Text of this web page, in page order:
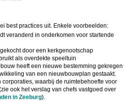
best practices uit. Enkele voorbeelden:
veranderd in onderkomen voor startende
door een kerkgenootschap
als overdekte speeltuin
heeft een nieuwe bestemming gekregen
van een nieuwbouwplan gestaakt.
waarbij de ruimtebehoefte voor
ook het verslag van chefs vastgoed over
in Zeeburg).